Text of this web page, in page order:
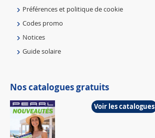
Préférences et politique de cookie
Codes promo
Notices
Guide solaire
Nos catalogues gratuits
Voir les catalogues